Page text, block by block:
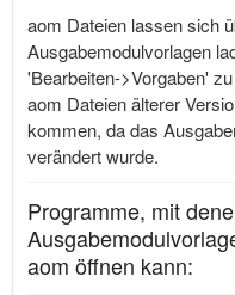
aom Dateien lassen sich
Ausgabemodulvorlagen
'Bearbeiten->Vorgaben'
aom Dateien älterer
kommen, da das
verändert wurde.
Programme, mit
aom öffnen kann: